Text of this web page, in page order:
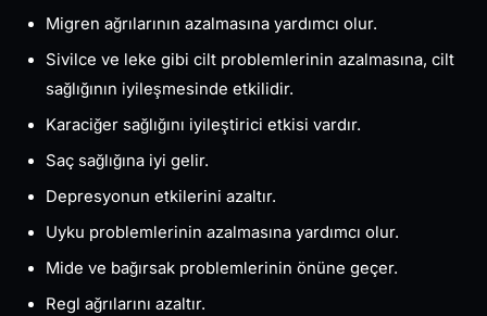
Migren ağrılarının azalmasına yardımcı olur.
Sivilce ve leke gibi cilt problemlerinin azalmasına, cilt
sağlığının iyileşmesinde etkilidir.
Karaciğer sağlığını iyileştirici etkisi vardır.
Saç sağlığına iyi gelir.
Depresyonun etkilerini azaltır.
Uyku problemlerinin azalmasına yardımcı olur.
Mide ve bağırsak problemlerinin önüne geçer.
Regl ağrılarını azaltır.